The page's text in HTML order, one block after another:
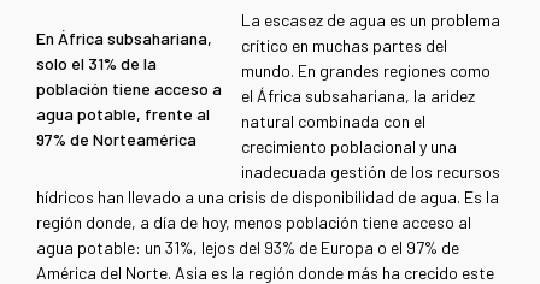
En África subsahariana,
solo el 31% de la
población tiene acceso a
agua potable, frente al
97% de Norteamérica
La escasez de agua es un problema
crítico en muchas partes del
mundo. En grandes regiones como
el África subsahariana, la aridez
natural combinada con el
crecimiento poblacional y una
inadecuada gestión de los recursos
hídricos han llevado a una crisis de disponibilidad de agua. Es la
región donde, a día de hoy, menos población tiene acceso al
agua potable: un 31%, lejos del 93% de Europa o el 97% de
América del Norte. Asia es la región donde más ha crecido este